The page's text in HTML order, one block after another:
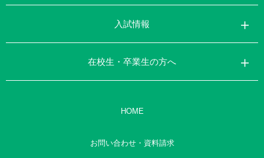
入試情報
在校生・卒業生の方へ
HOME
お問い合わせ・資料請求